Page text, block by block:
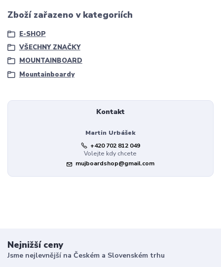
Zboží zařazeno v kategoriích
E-SHOP
VŠECHNY ZNAČKY
MOUNTAINBOARD
Mountainboardy
Kontakt
Martin Urbášek
+420 702 812 049
Volejte kdy chcete
mujboardshop@gmail.com
Nejnižší ceny
Jsme nejlevnější na Českém a Slovenském trhu